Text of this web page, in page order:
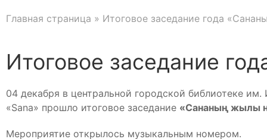
Главная страница » Итоговое заседание года
Итоговое заседание
04 декабря в центральной городской библиотеке
«Sana» прошло итоговое заседание «Сананың жылы
Мероприятие открылось музыкальным номером.